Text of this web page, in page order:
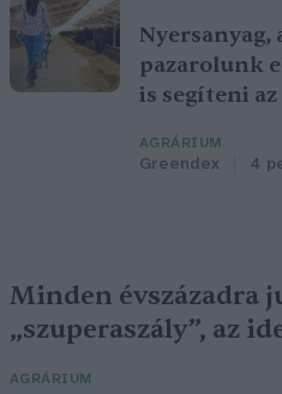
pazarolunk
is segíteni
AGRÁRIUM
Greendex 4
Minden évszázadra
„szuperaszály”, az
AGRÁRIUM